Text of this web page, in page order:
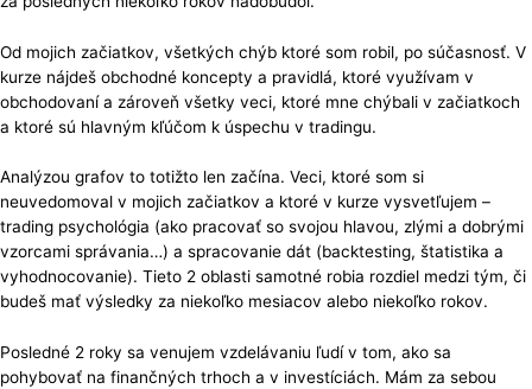
Od mojich začiatkov, všetkých chýb ktoré som robil, po súčasnosť. V
kurze nájdeš obchodné koncepty a pravidlá, ktoré využívam v
obchodovaní a zároveň všetky veci, ktoré mne chýbali v začiatkoch
a ktoré sú hlavným kľúčom k úspechu v tradingu.
Analýzou grafov to totižto len začína. Veci, ktoré som si
neuvedomoval v mojich začiatkov a ktoré v kurze vysvetľujem –
trading psychológia (ako pracovať so svojou hlavou, zlými a dobrými
vzorcami správania…) a spracovanie dát (backtesting, štatistika a
vyhodnocovanie). Tieto 2 oblasti samotné robia rozdiel medzi tým, či
budeš mať výsledky za niekoľko mesiacov alebo niekoľko rokov.
Posledné 2 roky sa venujem vzdelávaniu ľudí v tom, ako sa
pohybovať na finančných trhoch a v investíciách. Mám za sebou